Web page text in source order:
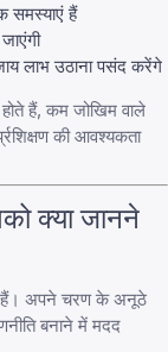
समस्याएं हैं
लाभ उठाना पसंद करेंगे
हैं, कम जोखिम वाले
की आवश्यकता
क्या जानने
हैं। अपने चरण के अनूठे
बनाने में मदद